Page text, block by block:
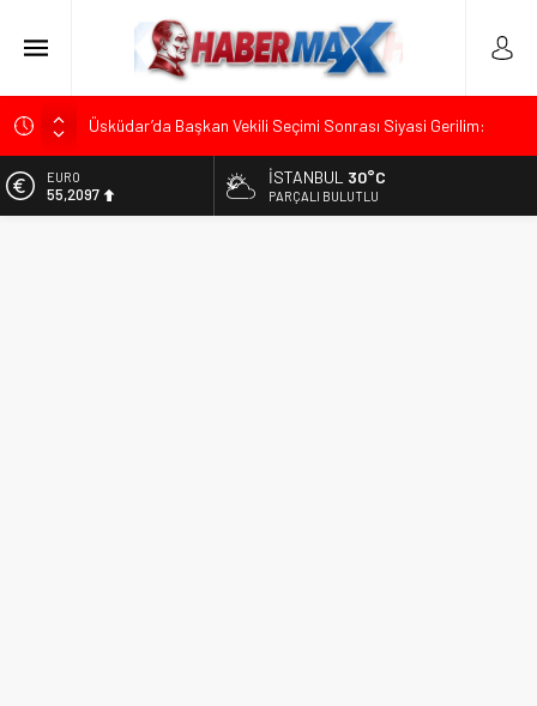
Üsküdar’da Başkan Vekili Seçimi Sonrası Siyasi Gerilim:
Muharrem İnce’den Mehmet Şimşek’e Sert Tepki: “Düşün Bu
ALTIN
6.680,93
İSTANBUL 30°C
PARÇALI BULUTLU